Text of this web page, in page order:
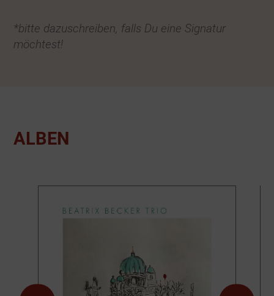
*bitte dazuschreiben, falls Du eine Signatur
möchtest!
ALBEN